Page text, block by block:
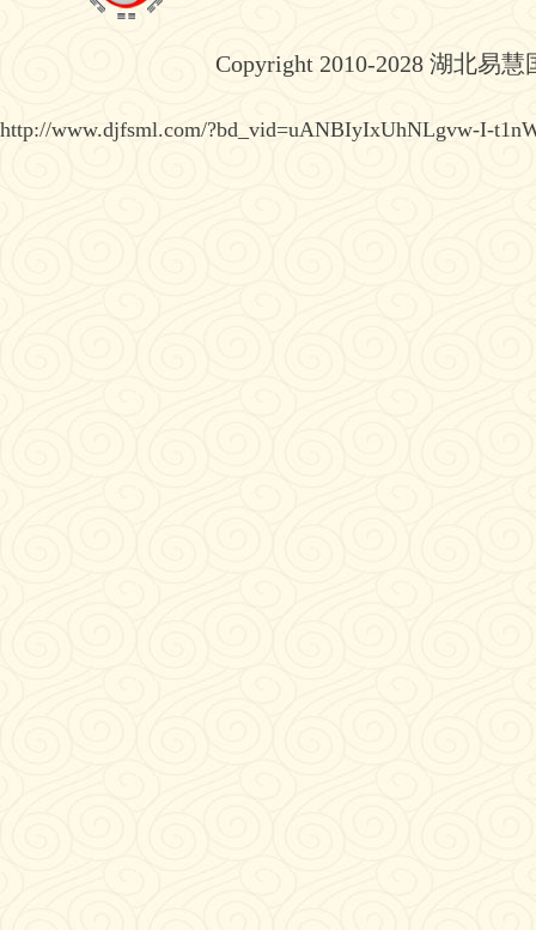
Copyright 2010-2028 湖北易
http://www.djfsml.com/?bd_vid=uANBIyIxUhNLgvw-I-